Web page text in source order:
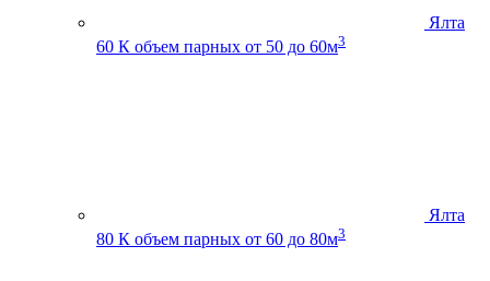
Ялта
60 К объем парных от 50 до 60м3
Ялта
80 К объем парных от 60 до 80м3